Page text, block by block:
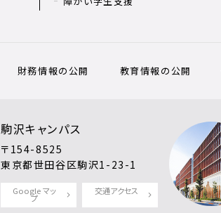
財務情報の公開 教育情報の公開
駒沢キャンパス
〒154-8525
東京都世田谷区駒沢1-23-1
Google マッ
プ
交通アクセス